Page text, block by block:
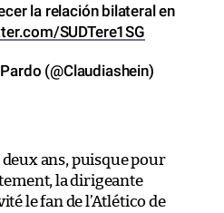
la relación bilateral en
SUDTere1SG
(@Claudiashein)
ans, puisque pour
la dirigeante
le fan de l’Atlético de